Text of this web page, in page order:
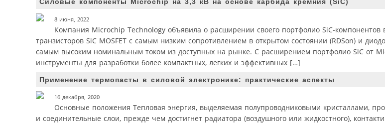
8 июня, 2022
Компания Microchip Technology объявила о расширении своего портфолио SiC-компонентов
транзисторов SiC MOSFET с самым низким сопротивлением в открытом состоянии (RDSon) и
самым высоким номинальным током из доступных на рынке. С расширением портфолио SiC от
инструменты для разработки более компактных, легких и эффективных […]
Применение термопасты в силовой электронике: практические аспекты
16 декабря, 2020
Основные положения Тепловая энергия, выделяемая полупроводниковыми кристаллами,
и соединительные слои, прежде чем достигнет радиатора (воздушного или жидкостного),